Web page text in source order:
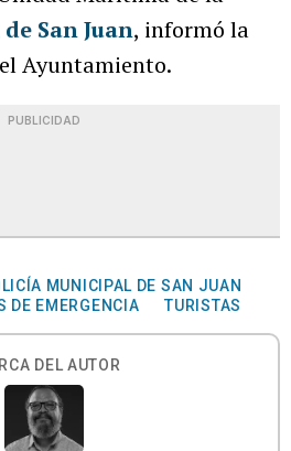
San Juan, informó la
Ayuntamiento.
PUBLICIDAD
MUNICIPAL DE SAN JUAN
DE EMERGENCIA TURISTAS
DEL AUTOR